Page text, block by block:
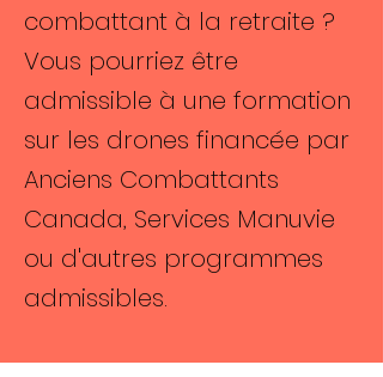
combattant à la retraite ?
Vous pourriez être
admissible à une formation
sur les drones financée par
Anciens Combattants
Canada, Services Manuvie
ou d'autres programmes
admissibles.